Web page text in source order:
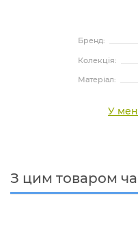
Бренд:
Колекція:
Матеріал:
У
З цим товаром